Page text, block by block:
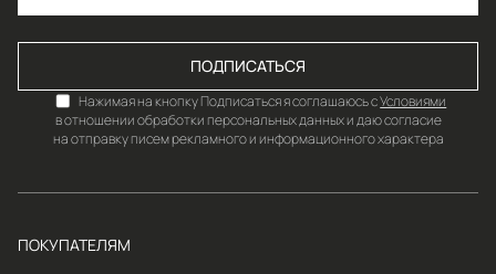
ПОДПИСАТЬСЯ
Нажимая на кнопку Подписаться я соглашаюсь сУсловиями
в отношении обработки персональных данных и даю согласие
на отправку писем рекламного и информационного характера
ПОКУПАТЕЛЯМ